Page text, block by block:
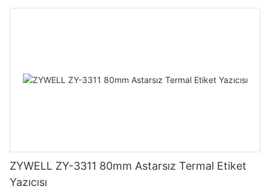
ZYWELL ZY-3311 80mm Astarsız Termal Etiket
Yazıcısı